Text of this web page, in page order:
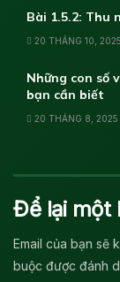
Bài 1.5.2: Thu
20 THÁNG 10, 2025
Những con số
bạn cần biết
20 THÁNG 8, 2025
Để lại một
Email của bạn sẽ
buộc được đánh